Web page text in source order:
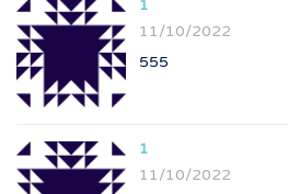
1
11/10/2022
555
1
11/10/2022